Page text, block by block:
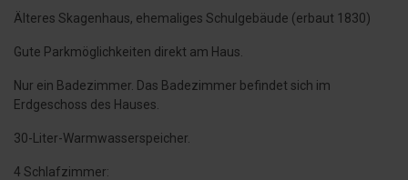
Älteres Skagenhaus, ehemaliges Schulgebäude (erbaut 1830)
Gute Parkmöglichkeiten direkt am Haus.
Nur ein Badezimmer. Das Badezimmer befindet sich im
Erdgeschoss des Hauses.
30-Liter-Warmwasserspeicher.
4 Schlafzimmer: